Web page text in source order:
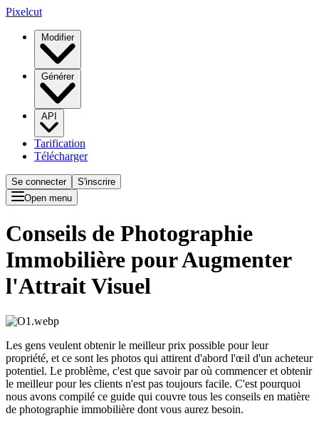
Pixelcut
Modifier
Générer
API
Tarification
Télécharger
Se connecter
S'inscrire
Open menu
Conseils de Photographie
Immobilière pour Augmenter
l'Attrait Visuel
Les gens veulent obtenir le meilleur prix possible pour leur
propriété, et ce sont les photos qui attirent d'abord l'œil d'un acheteur
potentiel. Le problème, c'est que savoir par où commencer et obtenir
le meilleur pour les clients n'est pas toujours facile. C'est pourquoi
nous avons compilé ce guide qui couvre tous les conseils en matière
de photographie immobilière dont vous aurez besoin.